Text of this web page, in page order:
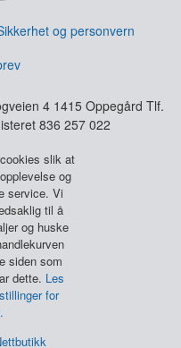
og personvern
4 1415 Oppegård Tlf.
836 257 022
slik at
og
service. Vi
til å
og huske
siden som
dette. Les
for